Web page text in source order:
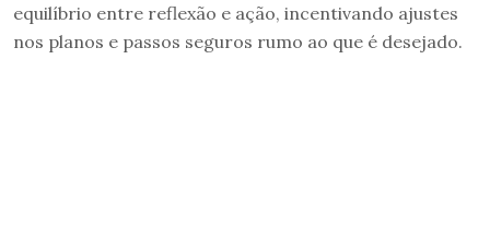
equilíbrio entre reflexão e ação, incentivando ajustes
nos planos e passos seguros rumo ao que é desejado.